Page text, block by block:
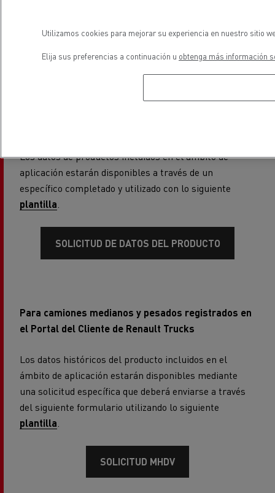
SOLICITUD DE FURGONETAS
Los datos de productos incluidos en el ámbito de
aplicación estarán disponibles a través de un
específico completado y utilizado con lo siguiente
plantilla.
SOLICITUD DE DATOS DEL PRODUCTO
Para camiones medianos y pesados registrados en
el Portal del Cliente de Renault Trucks
Los datos históricos del producto incluidos en el
ámbito de aplicación estarán disponibles mediante
una solicitud específica que deberá enviarse a través
del siguiente formulario utilizando lo siguiente
plantilla
SOLICITUD MHDV
Utilizamos cookies para mejorar su experiencia en nuestro sitio
Elija sus preferencias a continuación u obtenga más información